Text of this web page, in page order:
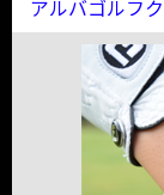
アルバゴルフ